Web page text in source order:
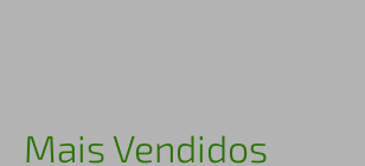
Mais Vendidos